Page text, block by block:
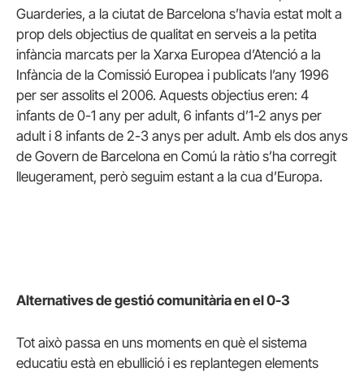
Guarderies, a la ciutat de Barcelona s’havia estat molt a
prop dels objectius de qualitat en serveis a la petita
infància marcats per la Xarxa Europea d’Atenció a la
Infància de la Comissió Europea i publicats l’any 1996
per ser assolits el 2006. Aquests objectius eren: 4
infants de 0-1 any per adult, 6 infants d’1-2 anys per
adult i 8 infants de 2-3 anys per adult. Amb els dos anys
de Govern de Barcelona en Comú la ràtio s’ha corregit
lleugerament, però seguim estant a la cua d’Europa.
Alternatives de gestió comunitària en el 0-3
Tot això passa en uns moments en què el sistema
educatiu està en ebullició i es replantegen elements